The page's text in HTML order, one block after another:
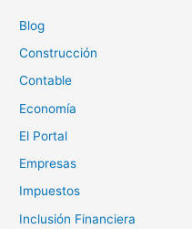
Blog
Construcción
Contable
Economía
El Portal
Empresas
Impuestos
Inclusión Financiera